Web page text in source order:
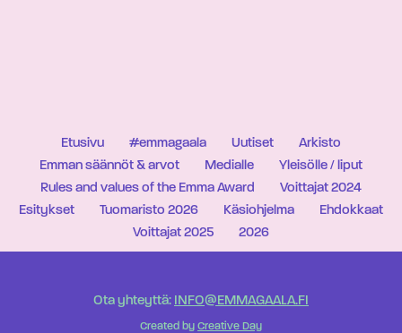
Etusivu #emmagaala Uutiset
Arkisto
Emman säännöt & arvot
Medialle
Yleisölle / liput
Rules and values of the Emma Award
Voittajat 2024
Esitykset
Tuomaristo 2026 Käsiohjelma
Ehdokkaat
Voittajat 2025
2026
Ota yhteyttä: INFO@EMMAGAALA.FI
Created by Creative Day